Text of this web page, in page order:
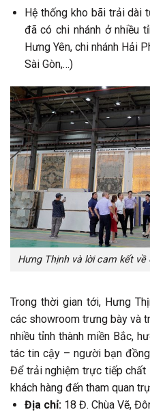
Hệ thống kho bãi trải dài
đã có chi nhánh ở nhiều
Hưng Yên, chi nhánh Hải
Sài Gòn,…)
Hưng Thịnh và lời cam kết
Trong thời gian tới, Hưng
các showroom trưng bày và
nhiều tỉnh thành miền Bắc,
tác tin cậy – người bạn
Để trải nghiệm trực tiếp chất
khách hàng đến tham quan
Địa chỉ:18 Đ. Chùa Vẽ,